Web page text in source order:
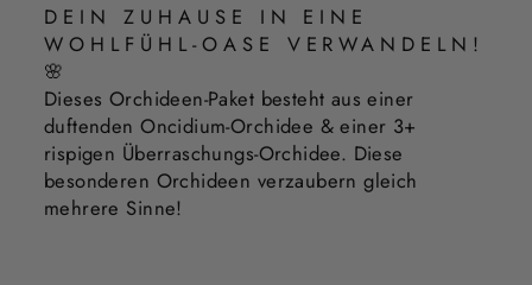
DEIN ZUHAUSE IN EINE
WOHLFÜHL-OASE VERWANDELN!
🌸
Dieses Orchideen-Paket besteht aus einer
duftenden Oncidium-Orchidee & einer 3+
rispigen Überraschungs-Orchidee. Diese
besonderen Orchideen verzaubern gleich
mehrere Sinne!